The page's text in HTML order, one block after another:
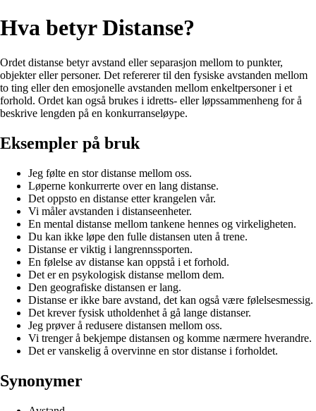
Hva betyr Distanse?
Ordet distanse betyr avstand eller separasjon mellom to punkter,
objekter eller personer. Det refererer til den fysiske avstanden mellom
to ting eller den emosjonelle avstanden mellom enkeltpersoner i et
forhold. Ordet kan også brukes i idretts- eller løpssammenheng for å
beskrive lengden på en konkurranseløype.
Eksempler på bruk
Jeg følte en stor distanse mellom oss.
Løperne konkurrerte over en lang distanse.
Det oppsto en distanse etter krangelen vår.
Vi måler avstanden i distanseenheter.
En mental distanse mellom tankene hennes og virkeligheten.
Du kan ikke løpe den fulle distansen uten å trene.
Distanse er viktig i langrennssporten.
En følelse av distanse kan oppstå i et forhold.
Det er en psykologisk distanse mellom dem.
Den geografiske distansen er lang.
Distanse er ikke bare avstand, det kan også være følelsesmessig.
Det krever fysisk utholdenhet å gå lange distanser.
Jeg prøver å redusere distansen mellom oss.
Vi trenger å bekjempe distansen og komme nærmere hverandre.
Det er vanskelig å overvinne en stor distanse i forholdet.
Synonymer